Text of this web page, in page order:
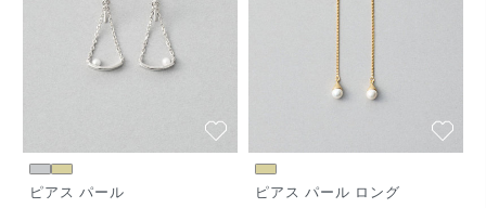
ピアス パール
ピアス パール ロング